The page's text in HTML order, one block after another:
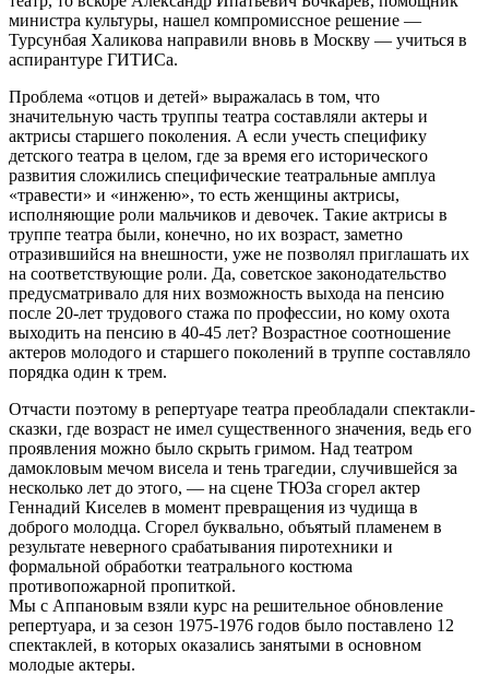
министра культуры, нашел компромиссное решение —
Турсунбая Халикова направили вновь в Москву — учиться в
аспирантуре ГИТИСа.
Проблема «отцов и детей» выражалась в том, что
значительную часть труппы театра составляли актеры и
актрисы старшего поколения. А если учесть специфику
детского театра в целом, где за время его исторического
развития сложились специфические театральные амплуа
«травести» и «инженю», то есть женщины актрисы,
исполняющие роли мальчиков и девочек. Такие актрисы в
труппе театра были, конечно, но их возраст, заметно
отразившийся на внешности, уже не позволял приглашать их
на соответствующие роли. Да, советское законодательство
предусматривало для них возможность выхода на пенсию
после 20-лет трудового стажа по профессии, но кому охота
выходить на пенсию в 40-45 лет? Возрастное соотношение
актеров молодого и старшего поколений в труппе составляло
порядка один к трем.
Отчасти поэтому в репертуаре театра преобладали спектакли-
сказки, где возраст не имел существенного значения, ведь его
проявления можно было скрыть гримом. Над театром
дамокловым мечом висела и тень трагедии, случившейся за
несколько лет до этого, — на сцене ТЮЗа сгорел актер
Геннадий Киселев в момент превращения из чудища в
доброго молодца. Сгорел буквально, объятый пламенем в
результате неверного срабатывания пиротехники и
формальной обработки театрального костюма
противопожарной пропиткой.
Мы с Аппановым взяли курс на решительное обновление
репертуара, и за сезон 1975-1976 годов было поставлено 12
спектаклей, в которых оказались занятыми в основном
молодые актеры.